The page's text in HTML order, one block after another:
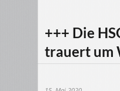
+++ Die
trauert um